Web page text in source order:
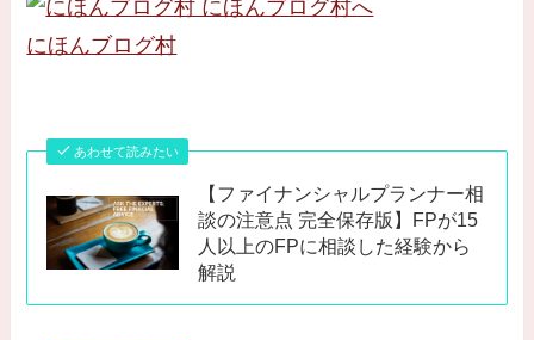
にほんブログ村
あわせて読みたい
【ファイナンシャルプランナー相
談の注意点 完全保存版】FPが15
人以上のFPに相談した経験から
解説